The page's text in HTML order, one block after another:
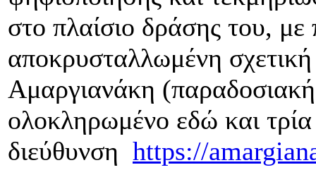
στο πλαίσιο δράσης του, με
αποκρυσταλλωμένη
Αμαργιανάκη
ολοκληρωμένο εδώ και τρία
διεύθυνση https://